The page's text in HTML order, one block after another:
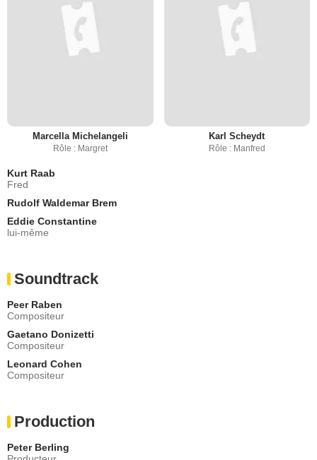
Marcella Michelangeli
Rôle : Margret
Karl Scheydt
Rôle : Manfred
Kurt Raab
Fred
Rudolf Waldemar Brem
Eddie Constantine
lui-même
Soundtrack
Peer Raben
Compositeur
Gaetano Donizetti
Compositeur
Leonard Cohen
Compositeur
Production
Peter Berling